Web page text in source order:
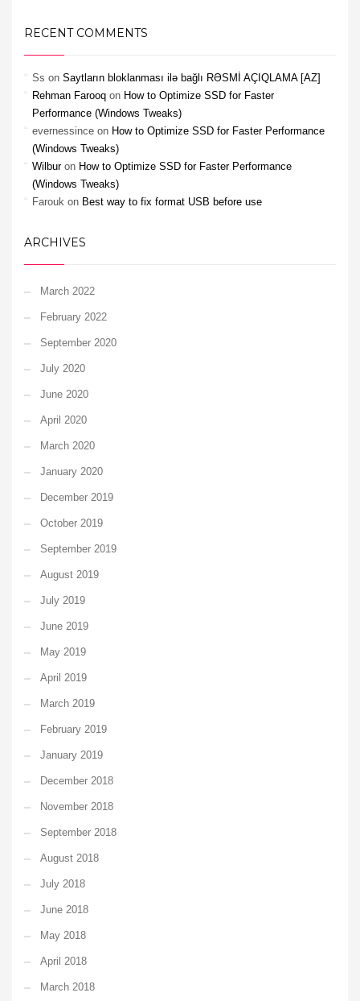
RECENT COMMENTS
Ss on Saytların bloklanması ilə bağlı RƏSMİ AÇIQLAMA [AZ]
Rehman Farooq on How to Optimize SSD for Faster
Performance (Windows Tweaks)
evernessince on How to Optimize SSD for Faster Performance
(Windows Tweaks)
Wilburon How to Optimize SSD for Faster Performance
(Windows Tweaks)
Farouk on Best way to fix format USB before use
ARCHIVES
March 2022
February 2022
September 2020
July 2020
June 2020
April 2020
March 2020
January 2020
December 2019
October 2019
September 2019
August 2019
July 2019
June 2019
May 2019
April 2019
March 2019
February 2019
January 2019
December 2018
November 2018
September 2018
August 2018
July 2018
June 2018
May 2018
April 2018
March 2018